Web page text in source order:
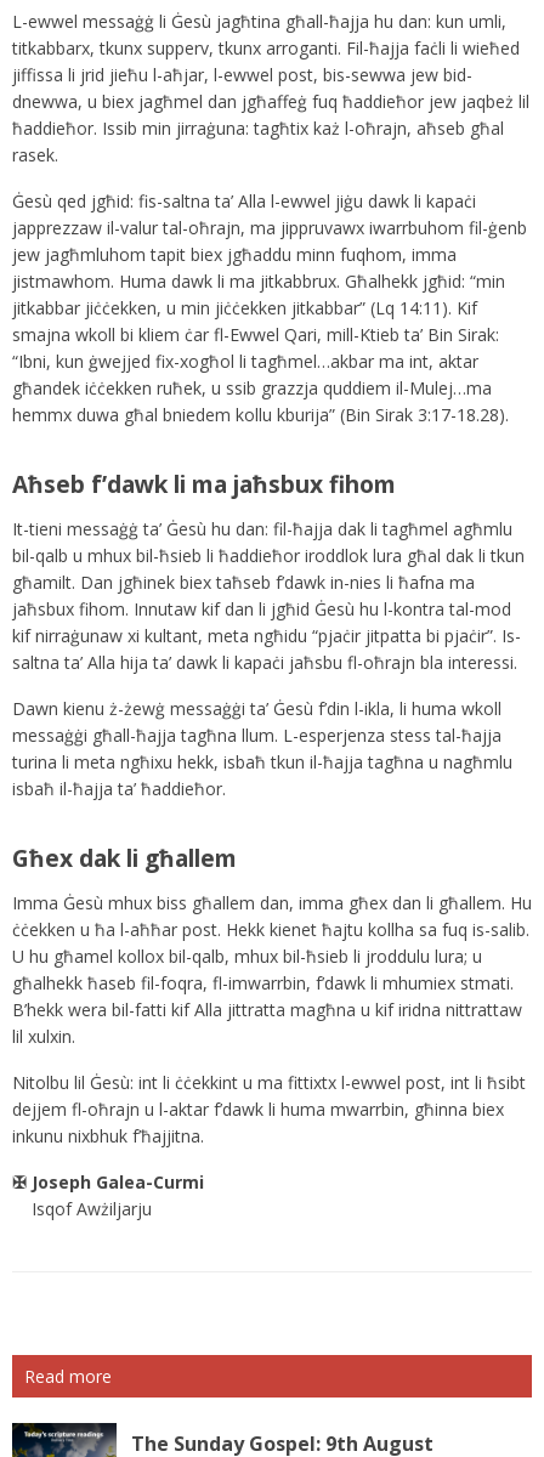
L-ewwel messaġġ li Ġesù jagħtina għall-ħajja hu dan: kun umli,
titkabbarx, tkunx supperv, tkunx arroganti. Fil-ħajja faċli li wieħed
jiffissa li jrid jieħu l-aħjar, l-ewwel post, bis-sewwa jew bid-
dnewwa, u biex jagħmel dan jgħaffeġ fuq ħaddieħor jew jaqbeż lil
ħaddieħor. Issib min jirraġuna: tagħtix każ l-oħrajn, aħseb għal
rasek.
Ġesù qed jgħid: fis-saltna ta’ Alla l-ewwel jiġu dawk li kapaċi
japprezzaw il-valur tal-oħrajn, ma jippruvawx iwarrbuhom fil-ġenb
jew jagħmluhom tapit biex jgħaddu minn fuqhom, imma
jistmawhom. Huma dawk li ma jitkabbrux. Għalhekk jgħid: “min
jitkabbar jiċċekken, u min jiċċekken jitkabbar” (Lq 14:11). Kif
smajna wkoll bi kliem ċar fl-Ewwel Qari, mill-Ktieb ta’ Bin Sirak:
“Ibni, kun ġwejjed fix-xogħol li tagħmel…akbar ma int, aktar
għandek iċċekken ruħek, u ssib grazzja quddiem il-Mulej…ma
hemmx duwa għal bniedem kollu kburija” (Bin Sirak 3:17-18.28).
Aħseb f’dawk li ma jaħsbux fihom
It-tieni messaġġ ta’ Ġesù hu dan: fil-ħajja dak li tagħmel agħmlu
bil-qalb u mhux bil-ħsieb li ħaddieħor iroddlok lura għal dak li tkun
għamilt. Dan jgħinek biex taħseb f’dawk in-nies li ħafna ma
jaħsbux fihom. Innutaw kif dan li jgħid Ġesù hu l-kontra tal-mod
kif nirraġunaw xi kultant, meta ngħidu “pjaċir jitpatta bi pjaċir”. Is-
saltna ta’ Alla hija ta’ dawk li kapaċi jaħsbu fl-oħrajn bla interessi.
Dawn kienu ż-żewġ messaġġi ta’ Ġesù f’din l-ikla, li huma wkoll
messaġġi għall-ħajja tagħna llum. L-esperjenza stess tal-ħajja
turina li meta ngħixu hekk, isbaħ tkun il-ħajja tagħna u nagħmlu
isbaħ il-ħajja ta’ ħaddieħor.
Għex dak li għallem
Imma Ġesù mhux biss għallem dan, imma għex dan li għallem. Hu
ċċekken u ħa l-aħħar post. Hekk kienet ħajtu kollha sa fuq is-salib.
U hu għamel kollox bil-qalb, mhux bil-ħsieb li jroddulu lura; u
għalhekk ħaseb fil-foqra, fl-imwarrbin, f’dawk li mhumiex stmati.
B’hekk wera bil-fatti kif Alla jittratta magħna u kif iridna nittrattaw
lil xulxin.
Nitolbu lil Ġesù: int li ċċekkint u ma fittixtx l-ewwel post, int li ħsibt
dejjem fl-oħrajn u l-aktar f’dawk li huma mwarrbin, għinna biex
inkunu nixbhuk f’ħajjitna.
✠ Joseph Galea-Curmi
Isqof Awżiljarju
Read more
The Sunday Gospel: 9th August